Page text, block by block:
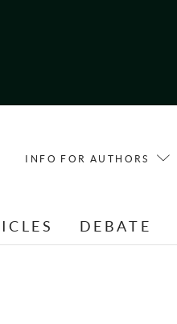
INFO FOR AUTHORS
DEBATE